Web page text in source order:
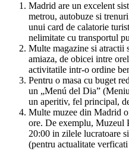
Madrid are un excelent
metrou, autobuze si
unui card de calatorie
nelimitate cu transportul
Multe magazine si atractii
amiaza, de obicei intre
activitatile intr-o ordine
Pentru o masa cu buget
un „Menú del Dia”
un aperitiv, fel principal,
Multe muzee din Madrid
ore. De exemplu, Muzeul
20:00 in zilele lucratoare
(pentru actualitate